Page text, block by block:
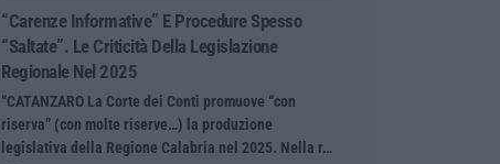
“Carenze Informative” E Procedure Spesso
“saltate”. Le Criticità Della Legislazione
Regionale Nel 2025
“CATANZARO La Corte dei Conti promuove “con
riserva” (con molte riserve…) la produzione
legislativa della Regione Calabria nel 2025. Nella r…